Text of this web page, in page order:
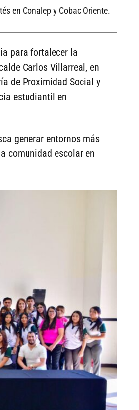
en Conalep y Cobac Oriente.
para fortalecer la
Carlos Villarreal, en
de Proximidad Social y
estudiantil en
generar entornos más
comunidad escolar en